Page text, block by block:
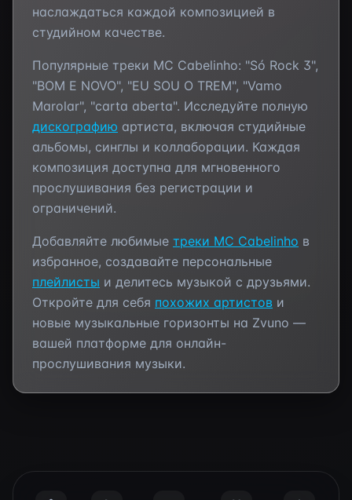
наслаждаться каждой композицией в
студийном качестве.
Популярные треки MC Cabelinho: "Só Rock 3",
"BOM E NOVO", "EU SOU O TREM", "Vamo
Marolar", "carta aberta". Исследуйте полную
дискографию артиста, включая студийные
альбомы, синглы и коллаборации. Каждая
композиция доступна для мгновенного
прослушивания без регистрации и
ограничений.
Добавляйте любимые треки MC Cabelinho в
избранное, создавайте персональные
плейлисты и делитесь музыкой с друзьями.
Откройте для себя похожих артистов и
новые музыкальные горизонты на Zvuno —
вашей платформе для онлайн-
прослушивания музыки.